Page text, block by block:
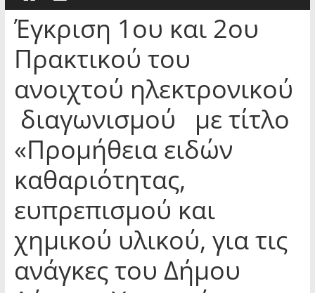
Έγκριση 1ου και 2ου
Πρακτικού του
ανοιχτού ηλεκτρονικού
διαγωνισμού με τίτλο
«Προμήθεια ειδών
καθαριότητας,
ευπρεπισμού και
χημικού υλικού, για τις
ανάγκες του Δήμου